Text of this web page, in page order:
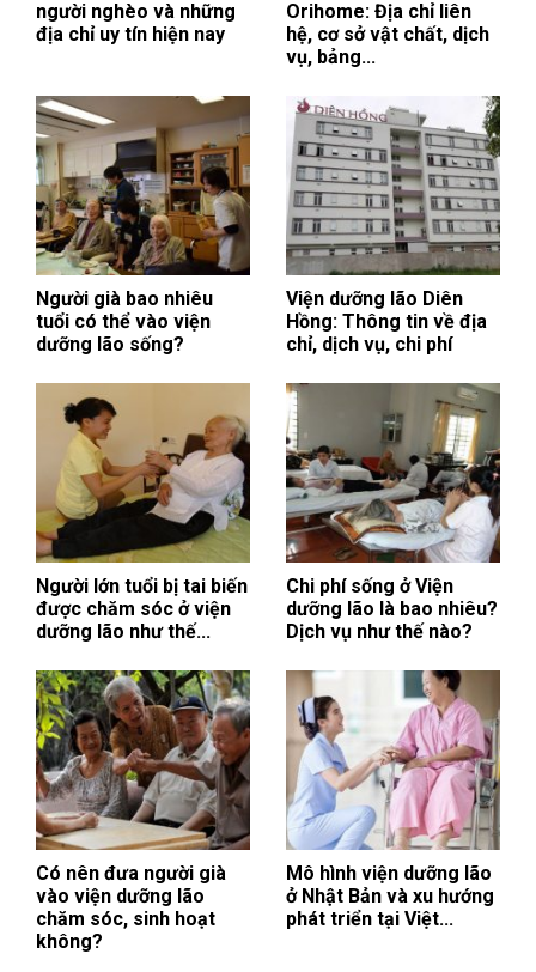
người nghèo và những
địa chỉ uy tín hiện nay
Orihome: Địa chỉ liên
hệ, cơ sở vật chất, dịch
vụ, bảng...
Người già bao nhiêu
tuổi có thể vào viện
dưỡng lão sống?
Viện dưỡng lão Diên
Hồng: Thông tin về địa
chỉ, dịch vụ, chi phí
Người lớn tuổi bị tai biến
được chăm sóc ở viện
dưỡng lão như thế...
Chi phí sống ở Viện
dưỡng lão là bao nhiêu?
Dịch vụ như thế nào?
Có nên đưa người già
vào viện dưỡng lão
chăm sóc, sinh hoạt
không?
Mô hình viện dưỡng lão
ở Nhật Bản và xu hướng
phát triển tại Việt...